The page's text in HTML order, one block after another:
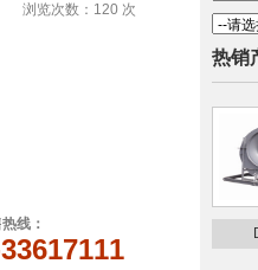
浏览次数： 120 次
线：
热销